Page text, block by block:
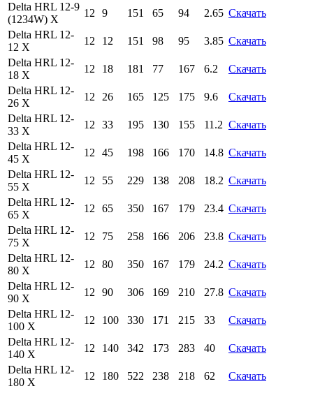
Delta HRL 12-9
(1234W) X
12 9 151 65 94 2.65 Скачать
Delta HRL 12-
12 X
12 12 151 98 95 3.85 Скачать
Delta HRL 12-
18 X
12 18 181 77 167 6.2
Скачать
Delta HRL 12-
26 X
12 26 165 125 175 9.6
Скачать
Delta HRL 12-
33 X
12 33 195 130 155 11.2 Скачать
Delta HRL 12-
45 X
12 45 198 166 170 14.8 Скачать
Delta HRL 12-
55 X
12 55 229 138 208 18.2 Скачать
Delta HRL 12-
65 X
12 65 350 167 179 23.4 Скачать
Delta HRL 12-
75 X
12 75 258 166 206 23.8 Скачать
Delta HRL 12-
80 X
12 80 350 167 179 24.2 Скачать
Delta HRL 12-
90 X
12 90 306 169 210 27.8 Скачать
Delta HRL 12-
100 X
12 100 330 171 215 33
Скачать
Delta HRL 12-
140 X
12 140 342 173 283 40
Скачать
Delta HRL 12-
180 X
12 180 522 238 218 62 Скачать